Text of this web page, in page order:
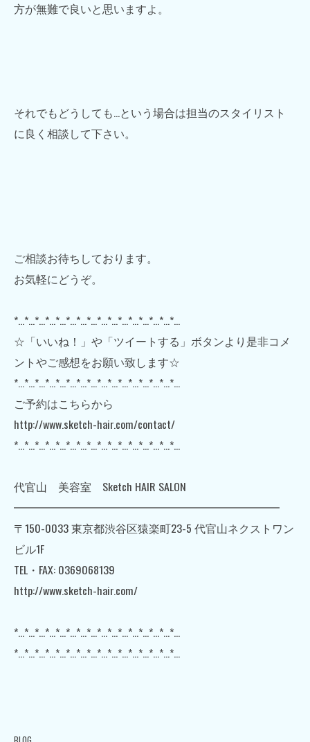
方が無難で良いと思いますよ。
それでもどうしても…という場合は担当のスタイリスト
に良く相談して下さい。
ご相談お待ちしております。
お気軽にどうぞ。
*…*…*…*…*…*…*…*…*…*…*…*…*…*…*…*…
☆「いいね！」や「ツイートする」ボタンより是非コメ
ントやご感想をお願い致します☆
*…*…*…*…*…*…*…*…*…*…*…*…*…*…*…*…
ご予約はこちらから
http://www.sketch-hair.com/contact/
*…*…*…*…*…*…*…*…*…*…*…*…*…*…*…*…
代官山 美容室 Sketch HAIR SALON
━━━━━━━━━━━━━━━━━━━━━━━━
〒150-0033 東京都渋谷区猿楽町23-5 代官山ネクストワン
ビル1F
TEL・FAX: 0369068139
http://www.sketch-hair.com/
*…*…*…*…*…*…*…*…*…*…*…*…*…*…*…*…
*…*…*…*…*…*…*…*…*…*…*…*…*…*…*…*…